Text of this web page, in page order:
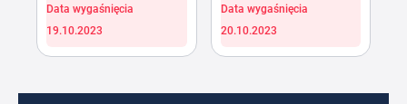
Data wygaśnięcia
19.10.2023
Data wygaśnięcia
20.10.2023